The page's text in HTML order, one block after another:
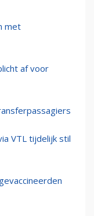
met
af voor
VTL tijdelijk stil